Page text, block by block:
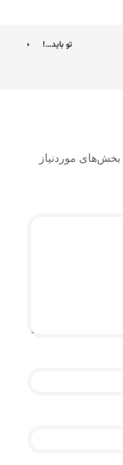
تو باید…!
بخش‌های موردنیاز